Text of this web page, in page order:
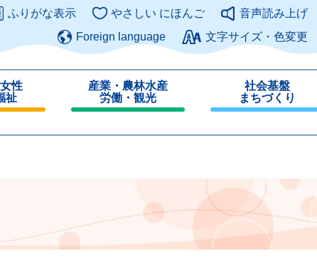
このページの本文へ
ふりがな表示 やさしい にほんご
音声読み上げ
Foreign language
文字サイズ・色変更
性
祉
産業・農林水産
労働・観光
じ
社会基盤
まちづくり
じ